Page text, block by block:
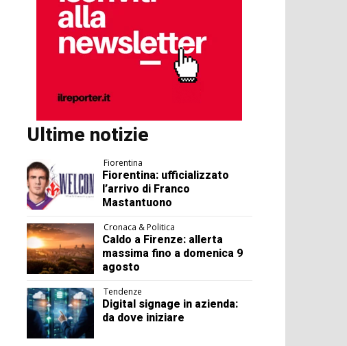
Ultime notizie
Fiorentina
Fiorentina: ufficializzato
l’arrivo di Franco
Mastantuono
Cronaca & Politica
Caldo a Firenze: allerta
massima fino a domenica 9
agosto
Tendenze
Digital signage in azienda:
da dove iniziare